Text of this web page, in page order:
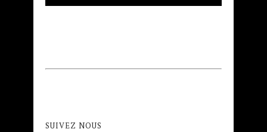
SUIVEZ NOUS